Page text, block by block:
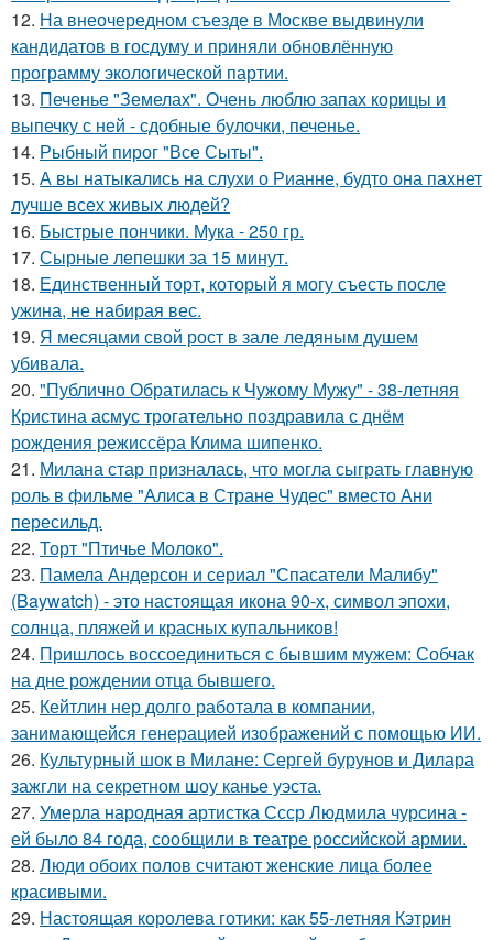
12. На внеочередном съезде в Москве выдвинули
кандидатов в госдуму и приняли обновлённую
программу экологической партии.
13. Печенье "Земелах". Очень люблю запах корицы и
выпечку с ней - сдобные булочки, печенье.
14. Рыбный пирог "Все Сыты".
15. А вы натыкались на слухи о Рианне, будто она пахнет
лучше всех живых людей?
16. Быстрые пончики. Мука - 250 гр.
17. Сырные лепешки за 15 минут.
18. Единственный торт, который я могу съесть после
ужина, не набирая вес.
19. Я месяцами свой рост в зале ледяным душем
убивала.
20. "Публично Обратилась к Чужому Мужу" - 38-летняя
Кристина асмус трогательно поздравила с днём
рождения режиссёра Клима шипенко.
21. Милана стар призналась, что могла сыграть главную
роль в фильме "Алиса в Стране Чудес" вместо Ани
пересильд.
22. Торт "Птичье Молоко".
23. Памела Андерсон и сериал "Спасатели Малибу"
(Baywatch) - это настоящая икона 90-х, символ эпохи,
солнца, пляжей и красных купальников!
24. Пришлось воссоединиться с бывшим мужем: Собчак
на дне рождении отца бывшего.
25. Кейтлин нер долго работала в компании,
занимающейся генерацией изображений с помощью ИИ.
26. Культурный шок в Милане: Сергей бурунов и Дилара
зажгли на секретном шоу канье уэста.
27. Умерла народная артистка Ссср Людмила чурсина -
ей было 84 года, сообщили в театре российской армии.
28. Люди обоих полов считают женские лица более
красивыми.
29. Настоящая королева готики: как 55-летняя Кэтрин